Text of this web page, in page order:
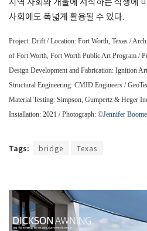
사회에도 폭넓게 활용될 수 있다.
Project: Drift / Location: Fort Worth, Texas /
of Fort Worth, Fort Worth Public Art Program /
Design Development and Fabrication: Ignition
Structural Engineering: CMID Engineers /
Material Testing: Simpson, Gumpertz & Heger
Installation: 2021 / Photograph: ©Jennifer
Tags: bridge Texas